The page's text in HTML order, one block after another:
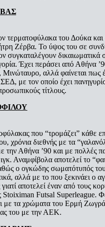
τερματοφύλακα του Δούκα και
Ζέρβα. Το ύψος του σε
συγκαταλέγουν δικαιωματικά
Έχει περάσει από Αθήνα
αλλά φαίνεται πως
με τον οποίο έχει
τίτλους.
που “τρομάζει” κάθε
χρόνια διεθνής με τα
την Αθήνα ’90 και με πολλές
Αναμφίβολα αποτελεί το
ο ογκώδης σωματότυπός
αλλά με το που ξεκινάει ο
γιατί αποτελεί έναν από τους
Stoiximan Futsal Superleague.
με τα χρώματα του Ερμή
του με την ΑΕΚ.